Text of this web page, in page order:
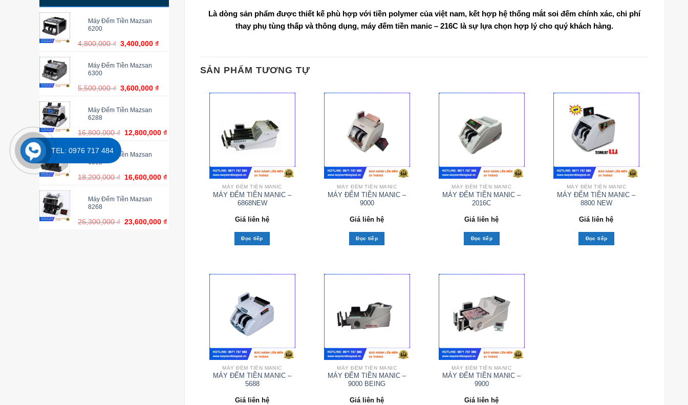
Máy Đếm Tiền Mazsan
6200
4,800,000₫ 3,400,000₫
Máy Đếm Tiền Mazsan
6300
5,500,000₫ 3,600,000₫
Máy Đếm Tiền Mazsan
6288
16,800,000₫ 12,800,000₫
Máy Đếm Tiền Mazsan
6368
18,200,000₫ 16,600,000₫
Máy Đếm Tiền Mazsan
8268
26,300,000₫ 23,600,000₫
Là dòng sản phẩm được thiết kế phù hợp với tiền polymer của việt nam, kết hợp hệ thống mắt soi đếm chính xác, chi phí
thay phụ tùng thấp và thông dụng, máy đếm tiền manic – 216C là sự lựa chọn hợp lý cho quý khách hàng.
SẢN PHẨM TƯƠNG TỰ
MÁY ĐẾM TIỀN MANIC
MÁY ĐẾM TIỀN MANIC –
6868NEW
Giá liên hệ
Đọc tiếp
MÁY ĐẾM TIỀN MANIC
MÁY ĐẾM TIỀN MANIC –
9000
Giá liên hệ
Đọc tiếp
MÁY ĐẾM TIỀN MANIC
MÁY ĐẾM TIỀN MANIC –
2016C
Giá liên hệ
Đọc tiếp
MÁY ĐẾM TIỀN MANIC
MÁY ĐẾM TIỀN MANIC –
8800 NEW
Giá liên hệ
Đọc tiếp
MÁY ĐẾM TIỀN MANIC
MÁY ĐẾM TIỀN MANIC –
5688
Giá liên hệ
MÁY ĐẾM TIỀN MANIC
MÁY ĐẾM TIỀN MANIC –
9000 BEING
Giá liên hệ
MÁY ĐẾM TIỀN MANIC
MÁY ĐẾM TIỀN MANIC –
9900
Giá liên hệ
TEL: 0976 717 484